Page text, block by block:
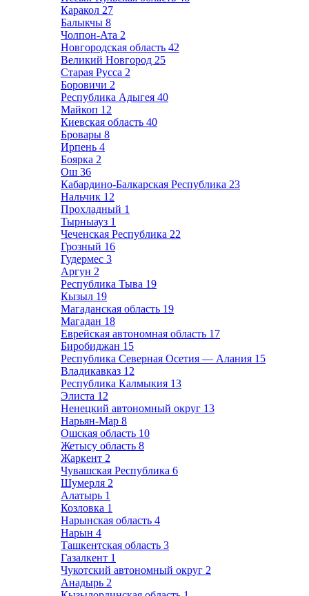
Каракол 27
Балыкчы 8
Чолпон-Ата 2
Новгородская область 42
Великий Новгород 25
Старая Русса 2
Боровичи 2
Республика Адыгея 40
Майкоп 12
Киевская область 40
Бровары 8
Ирпень 4
Боярка 2
Ош 36
Кабардино-Балкарская Республика 23
Нальчик 12
Прохладный 1
Тырныауз 1
Чеченская Республика 22
Грозный 16
Гудермес 3
Аргун 2
Республика Тыва 19
Кызыл 19
Магаданская область 19
Магадан 18
Еврейская автономная область 17
Биробиджан 15
Республика Северная Осетия — Алания 15
Владикавказ 12
Республика Калмыкия 13
Элиста 12
Ненецкий автономный округ 13
Нарьян-Мар 8
Ошская область 10
Жетысу область 8
Жаркент 2
Чувашская Республика 6
Шумерля 2
Алатырь 1
Козловка 1
Нарынская область 4
Нарын 4
Ташкентская область 3
Газалкент 1
Чукотский автономный округ 2
Анадырь 2